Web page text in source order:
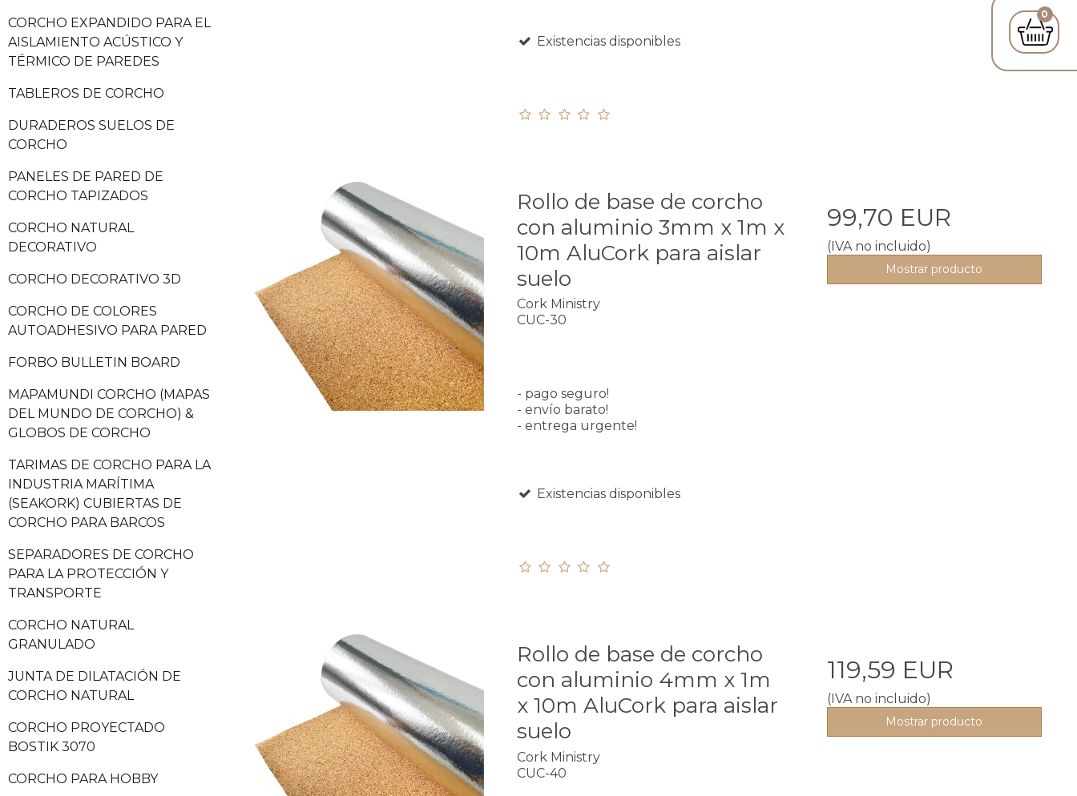
0
CORCHO EXPANDIDO PARA EL
AISLAMIENTO ACÚSTICO Y
TÉRMICO DE PAREDES
TABLEROS DE CORCHO
DURADEROS SUELOS DE
CORCHO
PANELES DE PARED DE
CORCHO TAPIZADOS
CORCHO NATURAL
DECORATIVO
CORCHO DECORATIVO 3D
CORCHO DE COLORES
AUTOADHESIVO PARA PARED
FORBO BULLETIN BOARD
MAPAMUNDI CORCHO (MAPAS
DEL MUNDO DE CORCHO) &
GLOBOS DE CORCHO
TARIMAS DE CORCHO PARA LA
INDUSTRIA MARÍTIMA
(SEAKORK) CUBIERTAS DE
CORCHO PARA BARCOS
SEPARADORES DE CORCHO
PARA LA PROTECCIÓN Y
TRANSPORTE
CORCHO NATURAL
GRANULADO
JUNTA DE DILATACIÓN DE
CORCHO NATURAL
CORCHO PROYECTADO
BOSTIK 3070
CORCHO PARA HOBBY
Existencias disponibles
Rollo de base de corcho
con aluminio 3mm x 1m x
10m AluCork para aislar
suelo
Cork Ministry
CUC-30
- pago seguro!
- envío barato!
- entrega urgente!
Existencias disponibles
99,70 EUR
(IVA no incluido)
Mostrar producto
Rollo de base de corcho
con aluminio 4mm x 1m
x 10m AluCork para aislar
suelo
Cork Ministry
CUC-40
119,59 EUR
(IVA no incluido)
Mostrar producto